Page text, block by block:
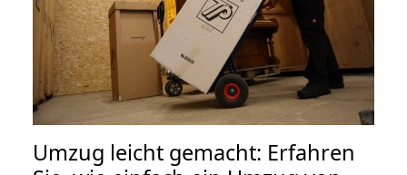
Umzug leicht gemacht: Erfahren